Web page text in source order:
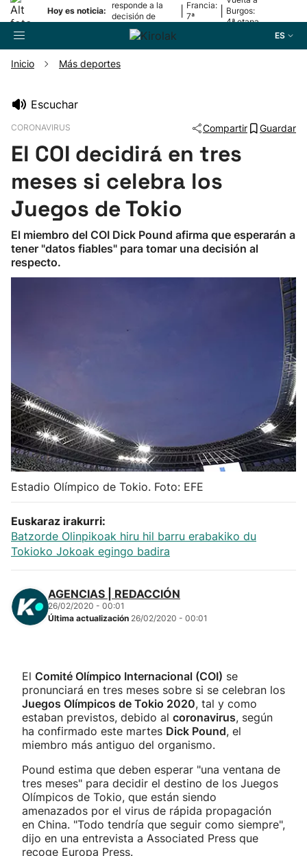
Hoy es noticia:
responde a la
decisión de
Oriamendi
Francia:
7ª
Burgos:
4ª etapa
ES
Pelota
Remo
Baloncesto
Kirolak 360
Atletismo
Carreras de montaña
Más deportes
"Helmuga"
Inicio Más deportes
Escuchar
CORONAVIRUS Compartir Guardar
El COI decidirá en tres
meses si celebra los
Juegos de Tokio
El miembro del COI Dick Pound afirma que esperarán a
tener "datos fiables" para tomar una decisión al
respecto.
Estadio Olímpico de Tokio. Foto: EFE
Euskaraz irakurri:
Batzorde Olinpikoak hiru hil barru erabakiko du
Tokioko Jokoak egingo badira
AGENCIAS | REDACCIÓN
26/02/2020 - 00:01
Última actualización 26/02/2020 - 00:01
El Comité Olímpico Internacional (COI) se
pronunciará en tres meses sobre si se celebran los
Juegos Olímpicos de Tokio 2020, tal y como
estaban previstos, debido al coronavirus, según
ha confirmado este martes Dick Pound, el
miembro más antiguo del organismo.
Pound estima que deben esperar "una ventana de
tres meses" para decidir el destino de los Juegos
Olímpicos de Tokio, que están siendo
amenazados por el virus de rápida propagación
en China. "Todo tendría que seguir como siempre",
dijo en una entrevista a Associated Press que
recoge Europa Press.